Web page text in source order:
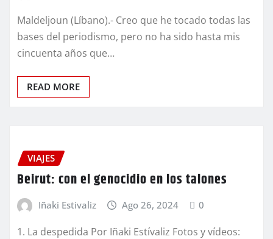
Maldeljoun (Líbano).- Creo que he tocado todas las
bases del periodismo, pero no ha sido hasta mis
cincuenta años que…
READ MORE
VIAJES
Beirut: con el genocidio en los talones
Iñaki Estivaliz Ago 26, 2024 0
1. La despedida Por Iñaki Estívaliz Fotos y vídeos: